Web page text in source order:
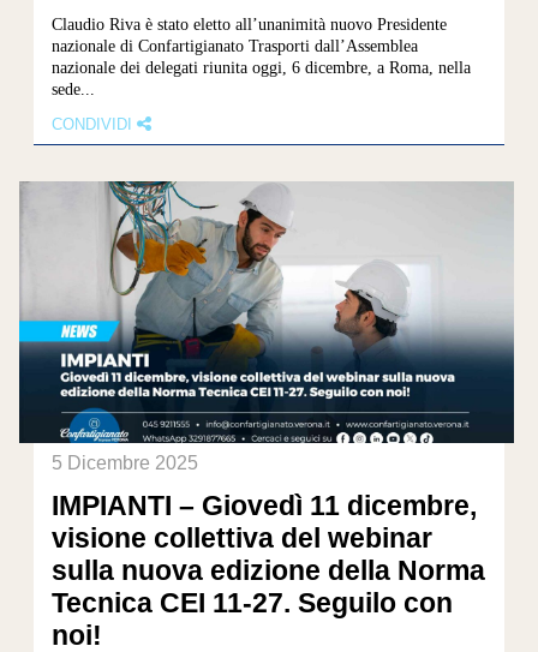
Claudio Riva è stato eletto all’unanimità nuovo Presidente
nazionale di Confartigianato Trasporti dall’Assemblea
nazionale dei delegati riunita oggi, 6 dicembre, a Roma, nella
sede...
CONDIVIDI
5 Dicembre 2025
IMPIANTI – Giovedì 11 dicembre,
visione collettiva del webinar
sulla nuova edizione della Norma
Tecnica CEI 11-27. Seguilo con
noi!